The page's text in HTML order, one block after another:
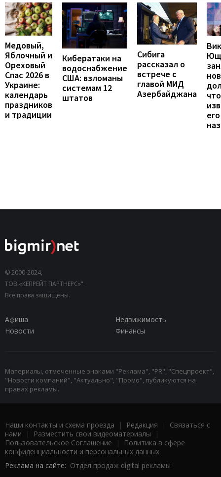
Медовый,
Яблочный и
Ореховый
Спас 2026 в
Украине:
календарь
праздников
и традиции
Кибератаки на
водоснабжение
США: взломаны
системам 12
штатов
Сибига
рассказал о
встрече с
главой МИД
Азербайджана
что
его
© 2000-2024,
ТОВ «КЕПРЕЙТ ПАРТНЕРС»".
Все права защищены.
Афиша
Недвижимость
Новости
Финансы
Материалы, отмеченные знаками "Реклама", "PR", "Спецпроект",
"Новости компаний", "Актуально", "Промо", публикуются на
правах рекламы.
Наши контакты и схема проезда | Редакция | Связаться с
нами | Разместить свои видеоматериалы |
Пользовательское Соглашение |
Политика в сфере
конфиденциальности и персональных данных
Реклама на сайте: Отдел продаж digital рекламы